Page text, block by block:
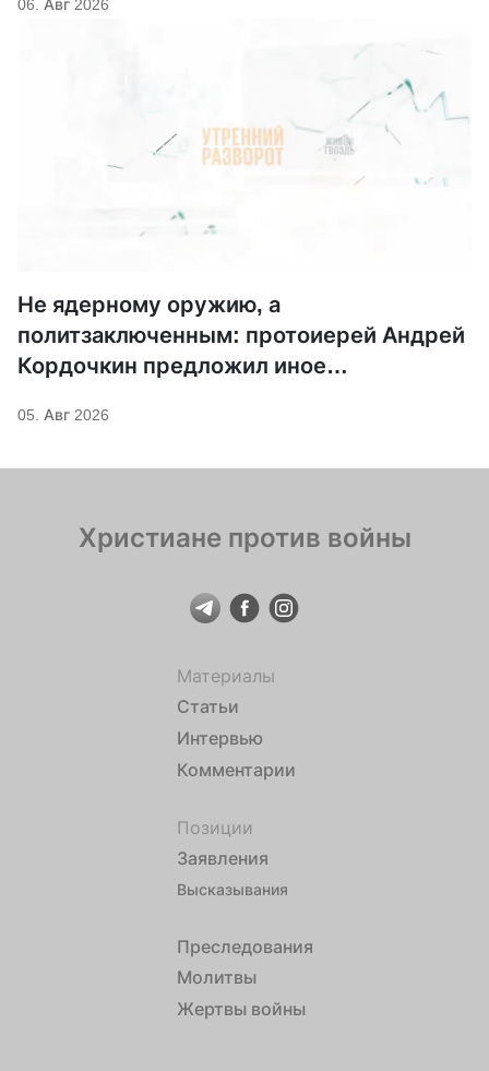
06. Авг 2026
Не ядерному оружию, а
политзаключенным: протоиерей Андрей
Кордочкин предложил иное
Саровского
05. Авг 2026
Христиане против войны
Материалы
Статьи
Интервью
Комментарии
Позиции
Заявления
Высказывания
Преследования
Молитвы
Жертвы войны